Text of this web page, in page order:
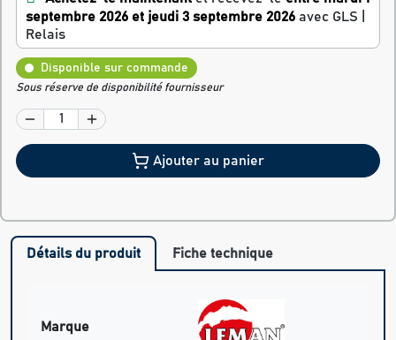
septembre 2026 et jeudi 3 septembre 2026 avec GLS |
Relais
Disponible sur commande
Sous réserve de disponibilité fournisseur
Ajouter au panier
Détails du produit Fiche technique
Marque